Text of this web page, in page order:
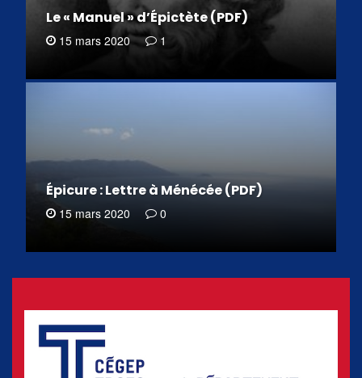
Le « Manuel » d’Épictète (PDF)
15 mars 2020 1
Épicure : Lettre à Ménécée (PDF)
15 mars 2020 0